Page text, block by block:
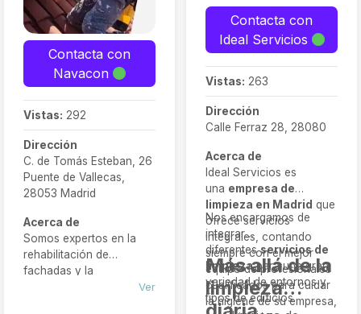
Contacta con
Navacon
Vistas: 292
Dirección
C. de Tomás Esteban, 26
Puente de Vallecas,
28053 Madrid
Acerca de
Somos expertos en la
rehabilitación de
fachadas y la
restauración de edificios
Ver
Contacta con
Ideal Servicios
Vistas: 263
Dirección
Calle Ferraz 28, 28080
Acerca de
Ideal Servicios es
una empresa de
limpieza en Madrid que
ofrece servicios
integrales, contando
siempre con el mejor
equipo de profesionales
cualificados para cuidar
la higiene de su empresa,
Nos encargamos de
integrar
diferentesservicios de
limpiezapara una gran
variedad de entornos y
tipos de edificios.
Más allá de la
limpieza